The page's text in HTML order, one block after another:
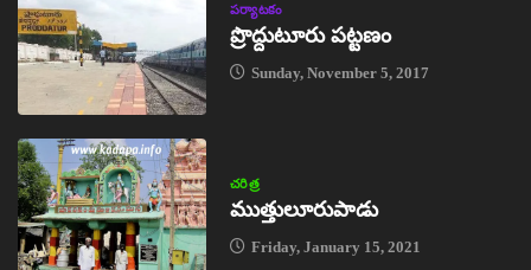
పర్యాటకం
ప్రొద్దుటూరు పట్టణం
Sunday, November 5, 2017
చరిత్ర
ముత్తులూరుపాడు
Friday, January 15, 2021